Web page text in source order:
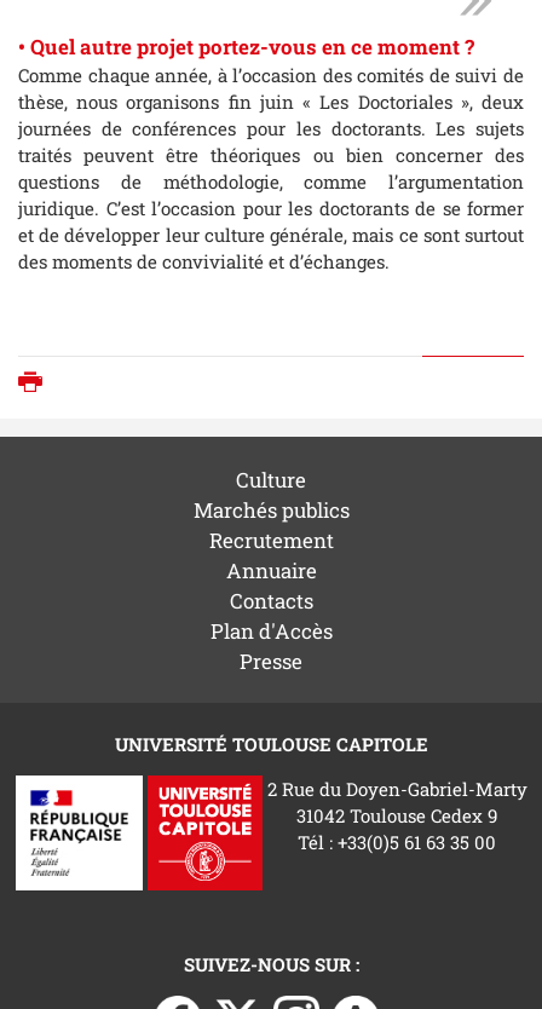
• Quel autre projet portez-vous en ce moment ?
Comme chaque année, à l’occasion des comités de suivi de
thèse, nous organisons fin juin « Les Doctoriales », deux
journées de conférences pour les doctorants. Les sujets
traités peuvent être théoriques ou bien concerner des
questions de méthodologie, comme l’argumentation
juridique. C’est l’occasion pour les doctorants de se former
et de développer leur culture générale, mais ce sont surtout
des moments de convivialité et d’échanges.
Culture
Marchés publics
Recrutement
Annuaire
Contacts
Plan d'Accès
Presse
UNIVERSITÉ TOULOUSE CAPITOLE
2 Rue du Doyen-Gabriel-Marty
31042 Toulouse Cedex 9
Tél : +33(0)5 61 63 35 00
SUIVEZ-NOUS SUR :